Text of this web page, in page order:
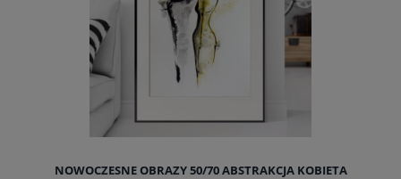
NOWOCZESNE OBRAZY 50/70 ABSTRAKCJA KOBIETA